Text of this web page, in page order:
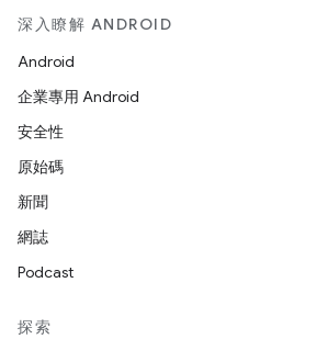
深入瞭解 ANDROID
Android
企業專用 Android
安全性
原始碼
新聞
網誌
Podcast
探索